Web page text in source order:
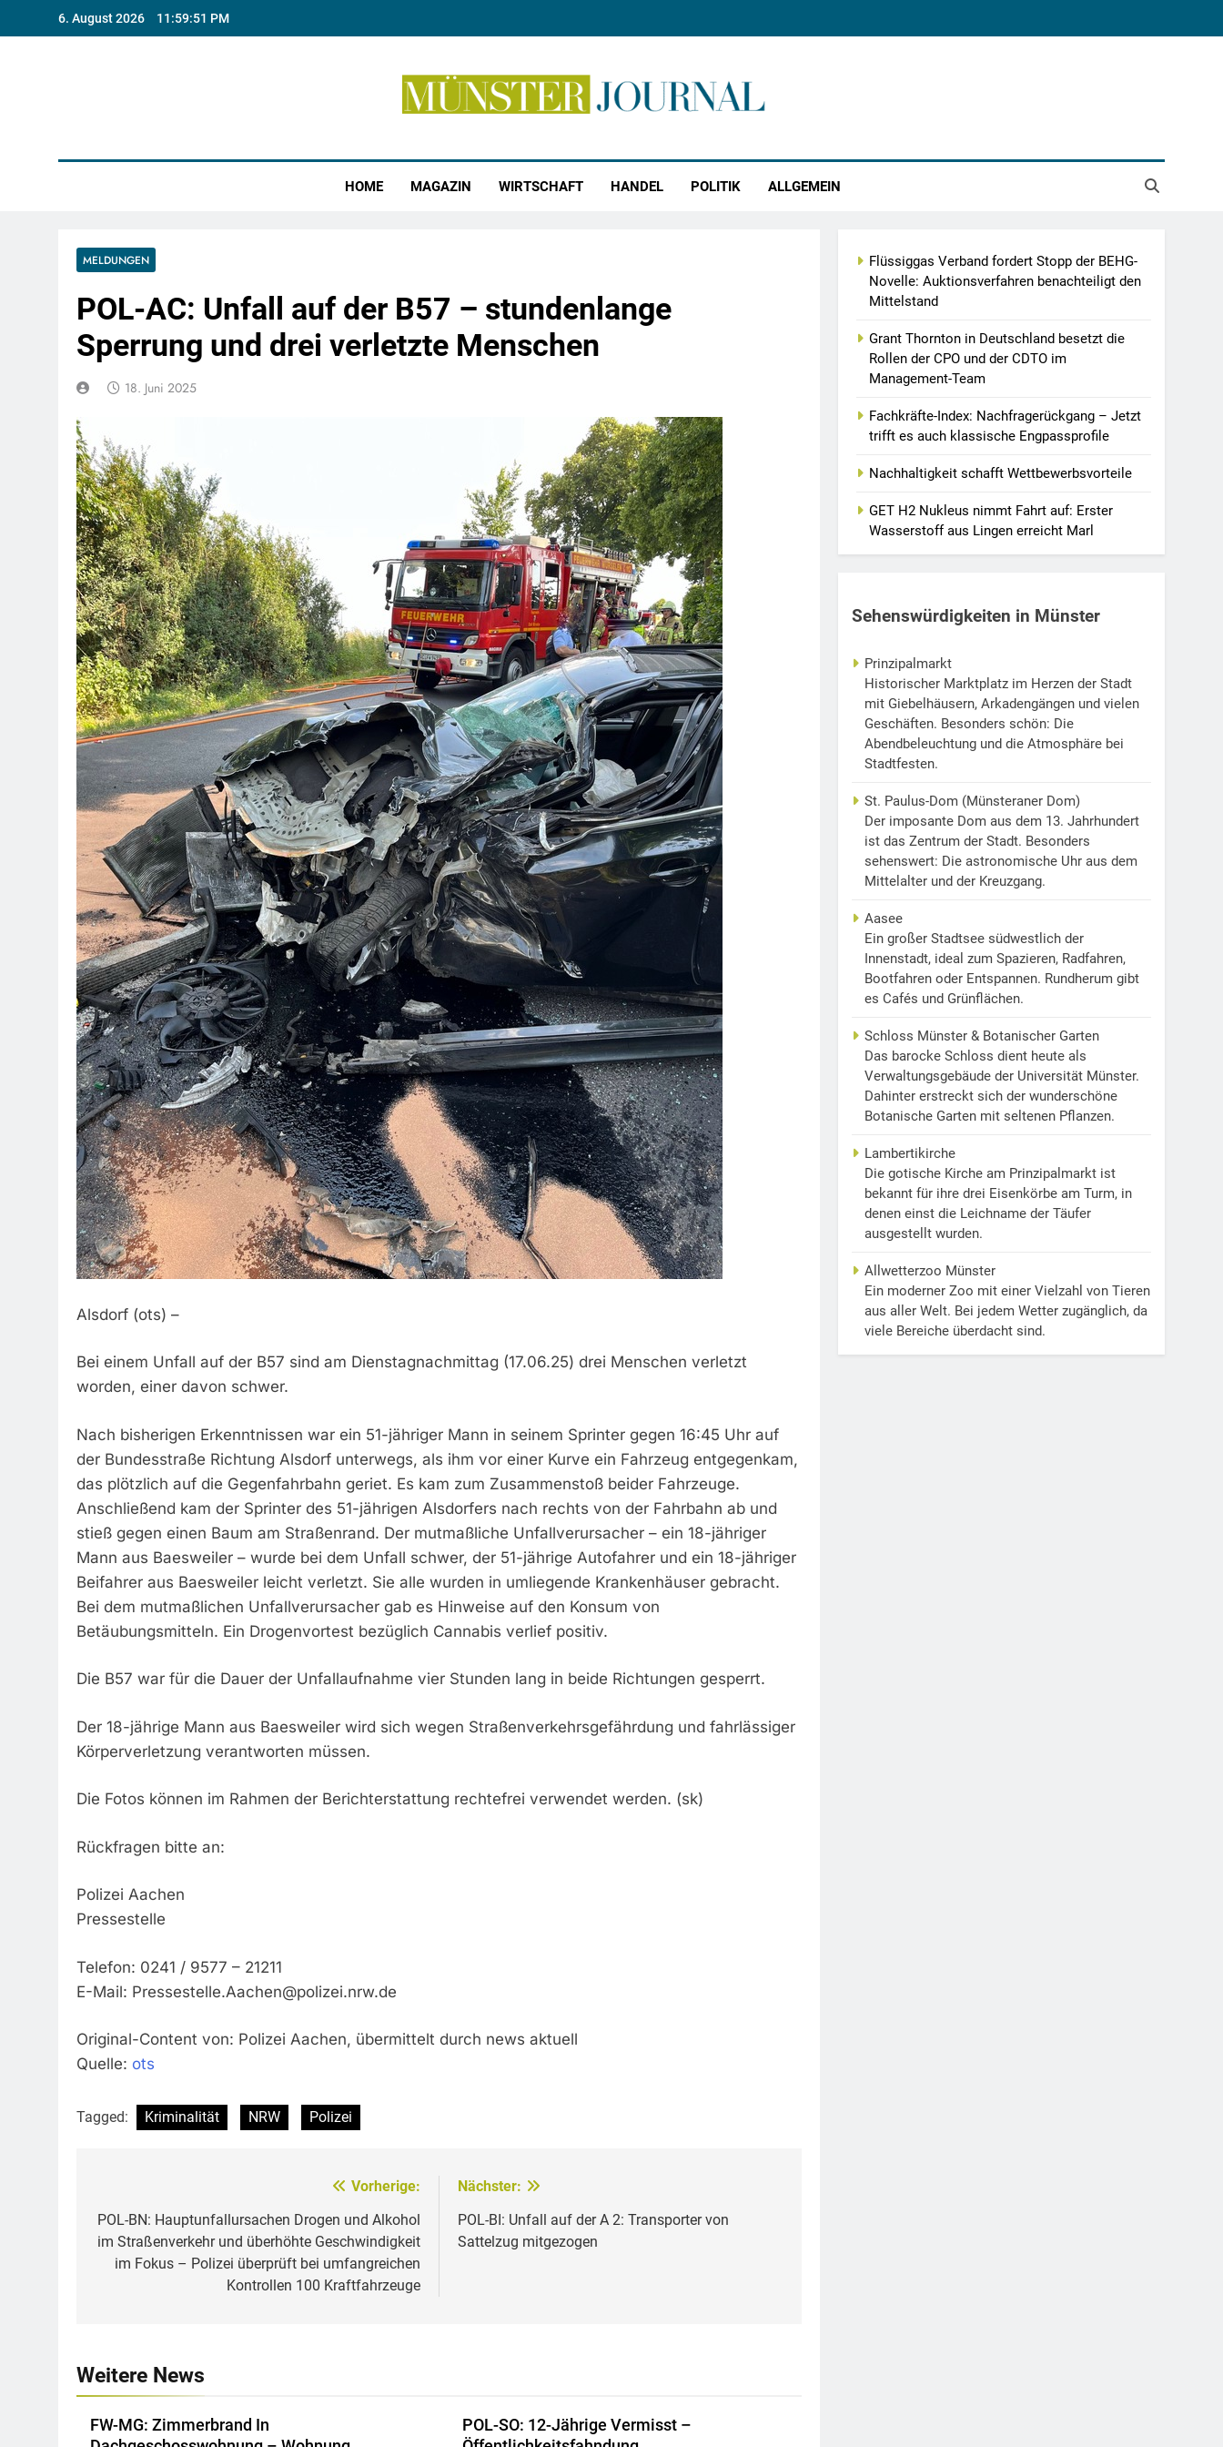
6. August 2026 11:59:52 PM
HOME MAGAZIN WIRTSCHAFT HANDEL POLITIK ALLGEMEIN
MELDUNGEN
POL-AC: Unfall auf der B57 – stundenlange
Sperrung und drei verletzte Menschen
18. Juni 2025
Alsdorf (ots) –
Bei einem Unfall auf der B57 sind am Dienstagnachmittag (17.06.25) drei Menschen verletzt
worden, einer davon schwer.
Nach bisherigen Erkenntnissen war ein 51-jähriger Mann in seinem Sprinter gegen 16:45 Uhr auf
der Bundesstraße Richtung Alsdorf unterwegs, als ihm vor einer Kurve ein Fahrzeug entgegenkam,
das plötzlich auf die Gegenfahrbahn geriet. Es kam zum Zusammenstoß beider Fahrzeuge.
Anschließend kam der Sprinter des 51-jährigen Alsdorfers nach rechts von der Fahrbahn ab und
stieß gegen einen Baum am Straßenrand. Der mutmaßliche Unfallverursacher – ein 18-jähriger
Mann aus Baesweiler – wurde bei dem Unfall schwer, der 51-jährige Autofahrer und ein 18-jähriger
Beifahrer aus Baesweiler leicht verletzt. Sie alle wurden in umliegende Krankenhäuser gebracht.
Bei dem mutmaßlichen Unfallverursacher gab es Hinweise auf den Konsum von
Betäubungsmitteln. Ein Drogenvortest bezüglich Cannabis verlief positiv.
Die B57 war für die Dauer der Unfallaufnahme vier Stunden lang in beide Richtungen gesperrt.
Der 18-jährige Mann aus Baesweiler wird sich wegen Straßenverkehrsgefährdung und fahrlässiger
Körperverletzung verantworten müssen.
Die Fotos können im Rahmen der Berichterstattung rechtefrei verwendet werden. (sk)
Rückfragen bitte an:
Polizei Aachen
Pressestelle
Telefon: 0241 / 9577 – 21211
E-Mail: Pressestelle.Aachen@polizei.nrw.de
Original-Content von: Polizei Aachen, übermittelt durch news aktuell
Quelle: ots
Tagged: Kriminalität NRW Polizei
Vorherige:
POL-BN: Hauptunfallursachen Drogen und Alkohol
im Straßenverkehr und überhöhte Geschwindigkeit
im Fokus – Polizei überprüft bei umfangreichen
Kontrollen 100 Kraftfahrzeuge
Nächster:
POL-BI: Unfall auf der A 2: Transporter von
Sattelzug mitgezogen
Weitere News
FW-MG: Zimmerbrand In
POL-SO: 12-Jährige Vermisst –
Flüssiggas Verband fordert Stopp der BEHG-
Novelle: Auktionsverfahren benachteiligt den
Mittelstand
Grant Thornton in Deutschland besetzt die
Rollen der CPO und der CDTO im
Management-Team
Fachkräfte-Index: Nachfragerückgang – Jetzt
trifft es auch klassische Engpassprofile
Nachhaltigkeit schafft Wettbewerbsvorteile
GET H2 Nukleus nimmt Fahrt auf: Erster
Wasserstoff aus Lingen erreicht Marl
Sehenswürdigkeiten in Münster
Prinzipalmarkt
Historischer Marktplatz im Herzen der Stadt
mit Giebelhäusern, Arkadengängen und vielen
Geschäften. Besonders schön: Die
Abendbeleuchtung und die Atmosphäre bei
Stadtfesten.
St. Paulus-Dom (Münsteraner Dom)
Der imposante Dom aus dem 13. Jahrhundert
ist das Zentrum der Stadt. Besonders
sehenswert: Die astronomische Uhr aus dem
Mittelalter und der Kreuzgang.
Aasee
Ein großer Stadtsee südwestlich der
Innenstadt, ideal zum Spazieren, Radfahren,
Bootfahren oder Entspannen. Rundherum gibt
es Cafés und Grünflächen.
Schloss Münster & Botanischer Garten
Das barocke Schloss dient heute als
Verwaltungsgebäude der Universität Münster.
Dahinter erstreckt sich der wunderschöne
Botanische Garten mit seltenen Pflanzen.
Lambertikirche
Die gotische Kirche am Prinzipalmarkt ist
bekannt für ihre drei Eisenkörbe am Turm, in
denen einst die Leichname der Täufer
ausgestellt wurden.
Allwetterzoo Münster
Ein moderner Zoo mit einer Vielzahl von Tieren
aus aller Welt. Bei jedem Wetter zugänglich, da
viele Bereiche überdacht sind.